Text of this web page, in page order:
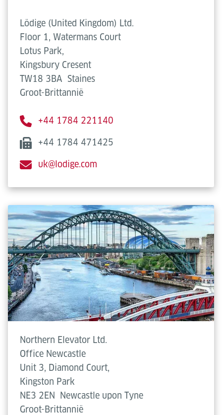
Lödige (United Kingdom) Ltd.
Floor 1, Watermans Court
Lotus Park,
Kingsbury Cresent
TW18 3BA Staines
Groot-Brittannië
+44 1784 221140
+44 1784 471425
uk@lodige.com
Northern Elevator Ltd.
Office Newcastle
Unit 3, Diamond Court,
Kingston Park
NE3 2EN
Newcastle upon Tyne
Groot-Brittannië